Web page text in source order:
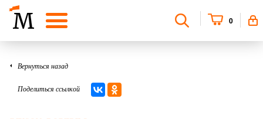
0
Вернуться назад
Поделиться ссылкой